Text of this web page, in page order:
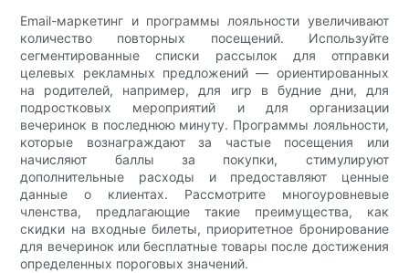
Email-маркетинг и программы лояльности увеличивают
количество повторных посещений. Используйте
сегментированные списки рассылок для отправки
целевых рекламных предложений — ориентированных
на родителей, например, для игр в будние дни, для
подростковых мероприятий и для организации
вечеринок в последнюю минуту. Программы лояльности,
которые вознаграждают за частые посещения или
начисляют баллы за покупки, стимулируют
дополнительные расходы и предоставляют ценные
данные о клиентах. Рассмотрите многоуровневые
членства, предлагающие такие преимущества, как
скидки на входные билеты, приоритетное бронирование
для вечеринок или бесплатные товары после достижения
определенных пороговых значений.